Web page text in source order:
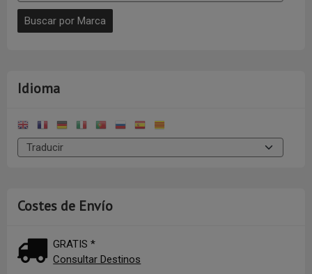
Idioma
Costes de Envío
GRATIS *
Consultar Destinos